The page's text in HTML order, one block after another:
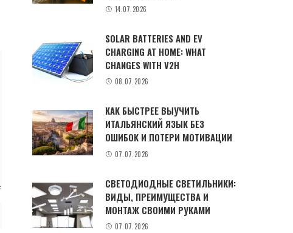
14.07.2026
SOLAR BATTERIES AND EV
CHARGING AT HOME: WHAT
CHANGES WITH V2H
08.07.2026
КАК БЫСТРЕЕ ВЫУЧИТЬ
ИТАЛЬЯНСКИЙ ЯЗЫК БЕЗ
ОШИБОК И ПОТЕРИ МОТИВАЦИИ
07.07.2026
СВЕТОДИОДНЫЕ СВЕТИЛЬНИКИ:
ВИДЫ, ПРЕИМУЩЕСТВА И
МОНТАЖ СВОИМИ РУКАМИ
07.07.2026